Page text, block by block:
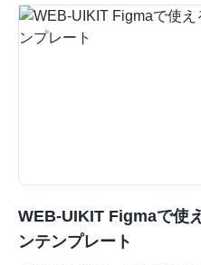
WEB-UIKIT Figmaで使
ンテンプレート